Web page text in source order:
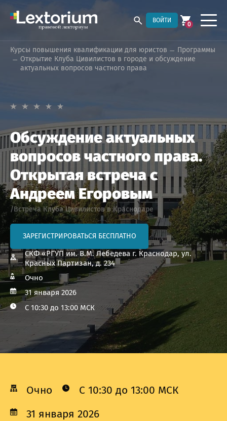
ВОЙТИ
0
Курсы повышения квалификации для юристов
Программы
Открытие Клуба Цивилистов в городе и обсуждение
актуальных вопросов частного права
Обсуждение актуальных
вопросов частного права.
Открытая встреча с
Андреем Егоровым
/Встреча Клуба Цивилистов в Краснодаре
ЗАРЕГИСТРИРОВАТЬСЯ БЕСПЛАТНО
СКФ «РГУП им. В.М. Лебедева г. Краснодар, ул.
Красных Партизан, д. 234
Очно
31 января 2026
С 10:30 до 13:00 МСК
Очно
31 января 2026
С 10:30 до 13:00 МСК